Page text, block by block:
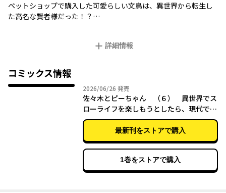
ペットショップで購入した可愛らしい文鳥は、異世界から転生し
た高名な賢者様だった！？
来たり物語。
詳細情報
コミックス情報
2026/06/26 2026年06月26日
発売
佐々木とピーちゃん （６） 異世界でス
ローライフを楽しもうとしたら、現代で異
能バトルに巻き込まれた件 ～魔法少女が
アップを始めたようです～
最新刊をストアで購入
1巻をストアで購入